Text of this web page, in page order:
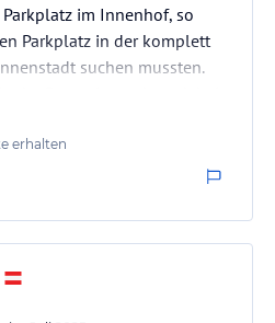
im Innenhof, so
Parkplatz in der komplett
suchen mussten.
erstklassige Restaurant.
erhalten